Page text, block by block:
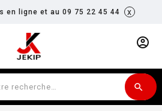
en ligne et au 09 75 22 45 44 x
account_circle
search